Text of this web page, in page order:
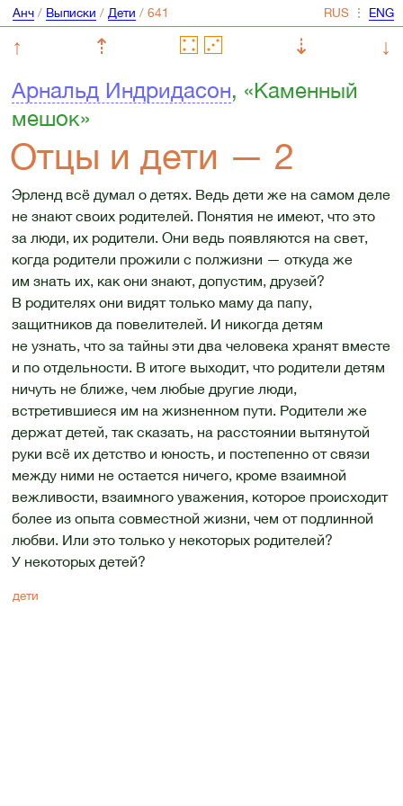
Анч/ Выписки / Дети / ⋮
↑ ⇡ ⇣
↓
Арнальд Индридасон, «Каменный
мешок»
Отцы и дети — 2
Эрленд всё думал о детях. Ведь дети же на самом деле
не знают своих родителей. Понятия не имеют, что это
за люди, их родители. Они ведь появляются на свет,
когда родители прожили с полжизни — откуда же
им знать их, как они знают, допустим, друзей?
В родителях они видят только маму да папу,
защитников да повелителей. И никогда детям
не узнать, что за тайны эти два человека хранят вместе
и по отдельности. В итоге выходит, что родители детям
ничуть не ближе, чем любые другие люди,
встретившиеся им на жизненном пути. Родители же
держат детей, так сказать, на расстоянии вытянутой
руки всё их детство и юность, и постепенно от связи
между ними не остается ничего, кроме взаимной
вежливости, взаимного уважения, которое происходит
более из опыта совместной жизни, чем от подлинной
любви. Или это только у некоторых родителей?
У некоторых детей?
дети